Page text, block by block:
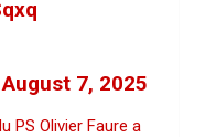
August 7, 2025
PS Olivier Faure a